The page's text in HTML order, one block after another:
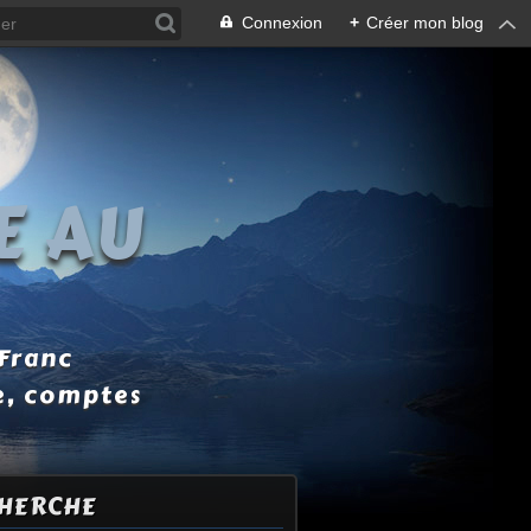
Connexion + Créer mon blog
AU
comptes